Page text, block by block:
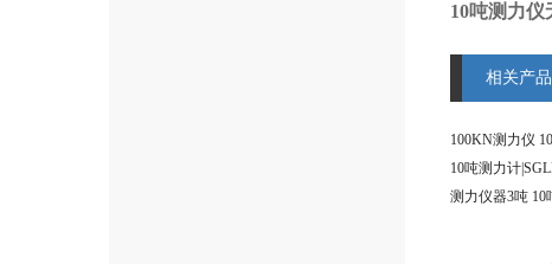
10吨测力
相关产品